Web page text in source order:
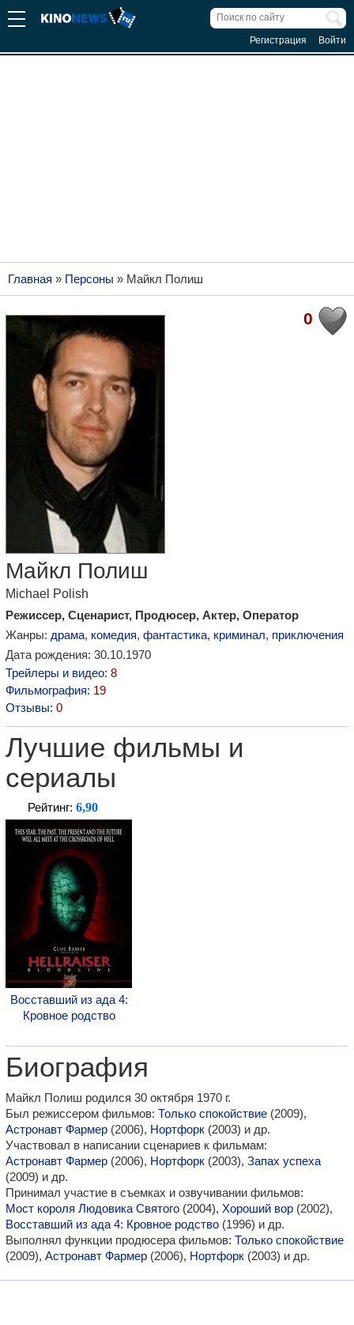
Регистрация Войти
Главная » Персоны » Майкл Полиш
0
Майкл Полиш
Michael Polish
Режиссер, Сценарист, Продюсер, Актер, Оператор
Жанры: драма, комедия, фантастика, криминал, приключения
Дата рождения: 30.10.1970
Трейлеры и видео: 8
Фильмография: 19
Отзывы: 0
Лучшие фильмы и
сериалы
Рейтинг: 6,90
Восставший из ада 4:
Кровное родство
Биография
Майкл Полиш родился 30 октября 1970 г.
Был режиссером фильмов: Только спокойствие (2009),
Астронавт Фармер (2006), Нортфорк (2003) и др.
Участвовал в написании сценариев к фильмам:
Астронавт Фармер (2006), Нортфорк (2003), Запах успеха
(2009) и др.
Принимал участие в съемках и озвучивании фильмов:
Мост короля Людовика Святого (2004), Хороший вор (2002),
Восставший из ада 4: Кровное родство (1996) и др.
Выполнял функции продюсера фильмов: Только спокойствие
(2009), Астронавт Фармер (2006), Нортфорк (2003) и др.